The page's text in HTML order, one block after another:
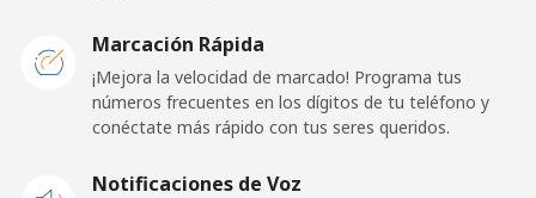
San Marino
Línea fija ⁦21.9¢⁩ 22 min por ⁦€5⁩ -
Marcación Rápida
¡Mejora la velocidad de marcado! Programa tus
números frecuentes en los dígitos de tu teléfono y
conéctate más rápido con tus seres queridos.
Notificaciones de Voz